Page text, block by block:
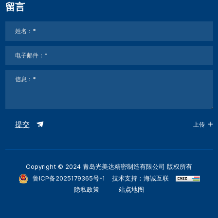
留言
提交 上传
Copyright © 2024 青岛光美达精密制造有限公司 版权所有
鲁ICP备2025179365号-1
技术支持：海诚互联
隐私政策
站点地图